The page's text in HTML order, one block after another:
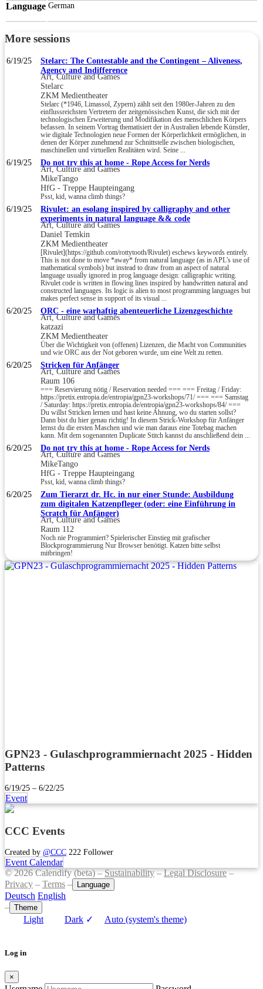
Language German
More sessions
6/19/25
Stelarc: The Contestable and the Contingent – Aliveness,
Agency and Indifference
Art, Culture and Games
Stelarc
ZKM Medientheater
Stelarc (*1946, Limassol, Zypern) zählt seit den 1980er-Jahren zu den
einflussreichsten Vertretern der zeitgenössischen Kunst, die sich mit der
technologischen Erweiterung und Modifikation des menschlichen Körpers
befassen. In seinem Vortrag thematisiert der in Australien lebende Künstler,
wie digitale Technologien neue Formen der Körperlichkeit ermöglichen, in
denen der Körper zunehmend zur Schnittstelle zwischen biologischen,
maschinellen und virtuellen Realitäten wird. Seine ...
6/19/25 Do not try this at home - Rope Access for Nerds
Art, Culture and Games
MikeTango
HfG - Treppe Haupteingang
Psst, kid, wanna climb things?
6/19/25
Rivulet: an esolang inspired by calligraphy and other
experiments in natural language && code
Art, Culture and Games
Daniel Temkin
ZKM Medientheater
[Rivulet](https://github.com/rottytooth/Rivulet) eschews keywords entirely.
This is not done to move *away* from natural language (as in APL's use of
mathematical symbols) but instead to draw from an aspect of natural
language usually ignored in prog language design: calligraphic writing.
Rivulet code is written in flowing lines inspired by handwritten natural and
constructed languages. Its logic is alien to most programming languages but
makes perfect sense in support of its visual ...
6/20/25 ORC - eine warhaftig abenteuerliche Lizenzgeschichte
Art, Culture and Games
katzazi
ZKM Medientheater
Über die Wichtigkeit von (offenen) Lizenzen, die Macht von Communities
und wie ORC aus der Not geboren wurde, um eine Welt zu retten.
6/20/25 Stricken für Anfänger
Art, Culture and Games
Raum 106
=== Reservierung nötig / Reservation needed === === Freitag / Friday:
https://pretix.entropia.de/entropia/gpn23-workshops/71/ === === Samstag
/ Saturday: https://pretix.entropia.de/entropia/gpn23-workshops/84/ ===
Du willst Stricken lernen und hast keine Ahnung, wo du starten sollst?
Dann bist du hier genau richtig! In diesem Strick-Workshop für Anfänger
lernst du die ersten Maschen und wie man daraus eine Totebag machen
kann. Mit dem sogenannten Duplicate Stitch kannst du anschließend dein ...
6/20/25 Do not try this at home - Rope Access for Nerds
Art, Culture and Games
MikeTango
HfG - Treppe Haupteingang
Psst, kid, wanna climb things?
6/20/25
Zum Tierarzt dr. Hc. in nur einer Stunde: Ausbildung
zum digitalen Katzenpfleger (oder: eine Einführung in
Scratch für Anfänger)
Art, Culture and Games
Raum 112
Noch nie Programmiert? Spielerischer Einstieg mit grafischer
Blockprogrammierung Nur Browser benötigt. Katzen bitte selbst
mitbringen!
GPN23 - Gulaschprogrammiernacht 2025 - Hidden
Patterns
6/19/25 – 6/22/25
Event
CCC Events
Created by @CCC 222 Follower
Event Calendar
© 2026 Calendify (beta) –Sustainability–Legal Disclosure–
Privacy – Terms – Language
Deutsch English
– Theme
Light Dark ✓ Auto (system's theme)
Log in
×